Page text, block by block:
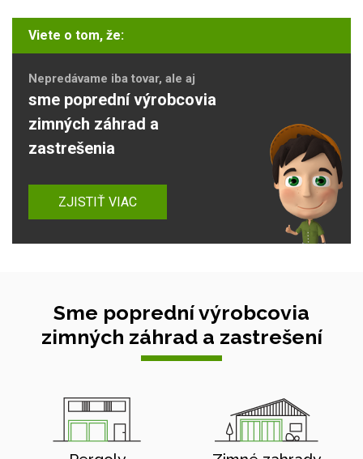
Viete o tom, že:
Nepredávame iba tovar, ale aj
sme poprední výrobcovia
zimných záhrad a
zastrešenia
ZJISTIŤ VIAC
Sme poprední výrobcovia
zimných záhrad a zastrešení